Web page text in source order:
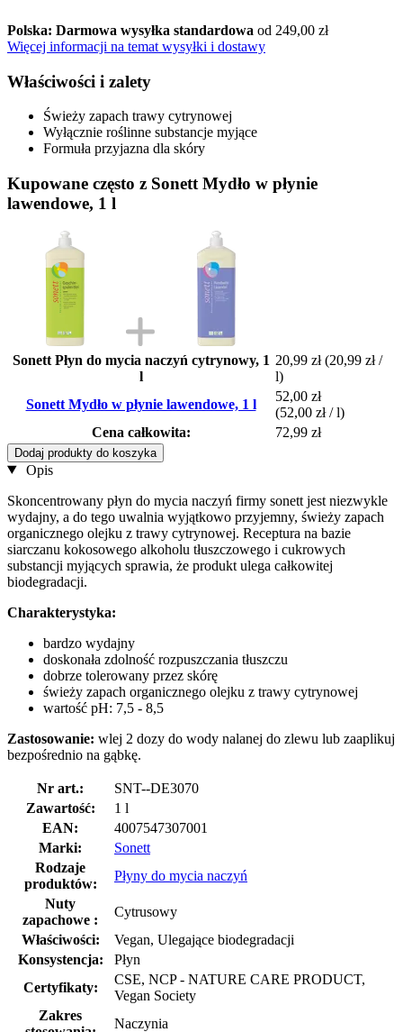
Polska: Darmowa wysyłka standardowa od 249,00 zł
Więcej informacji na temat wysyłki i dostawy
Właściwości i zalety
Świeży zapach trawy cytrynowej
Wyłącznie roślinne substancje myjące
Formuła przyjazna dla skóry
Kupowane często z Sonett Mydło w płynie
lawendowe, 1 l
Sonett Płyn do mycia naczyń cytrynowy, 1
l
20,99 zł (20,99 zł /
l)
Sonett Mydło w płynie lawendowe, 1 l
52,00 zł
(52,00 zł / l)
Cena całkowita:
72,99 zł
Dodaj produkty do koszyka
Opis
Skoncentrowany płyn do mycia naczyń firmy sonett jest niezwykle
wydajny, a do tego uwalnia wyjątkowo przyjemny, świeży zapach
organicznego olejku z trawy cytrynowej. Receptura na bazie
siarczanu kokosowego alkoholu tłuszczowego i cukrowych
substancji myjących sprawia, że produkt ulega całkowitej
biodegradacji.
Charakterystyka:
bardzo wydajny
doskonała zdolność rozpuszczania tłuszczu
dobrze tolerowany przez skórę
świeży zapach organicznego olejku z trawy cytrynowej
wartość pH: 7,5 - 8,5
Zastosowanie: wlej 2 dozy do wody nalanej do zlewu lub zaaplikuj
bezpośrednio na gąbkę.
Nr art.:
SNT--DE3070
Zawartość:
1 l
EAN:
4007547307001
Marki:
Sonett
Rodzaje
produktów:
Płyny do mycia naczyń
Nuty
zapachowe :
Cytrusowy
Właściwości:
Vegan, Ulegające biodegradacji
Konsystencja:
Płyn
Certyfikaty:
CSE, NCP - NATURE CARE PRODUCT,
Vegan Society
Zakres
Naczynia